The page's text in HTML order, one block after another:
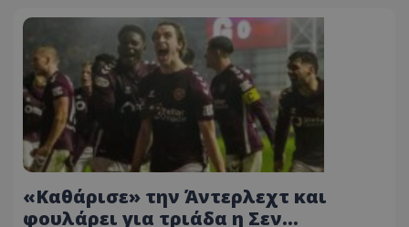
«Καθάρισε» την Άντερλεχτ και
φουλάρει για τριάδα η Σεν